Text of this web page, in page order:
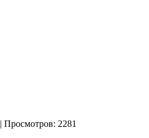
| Просмотров: 2281